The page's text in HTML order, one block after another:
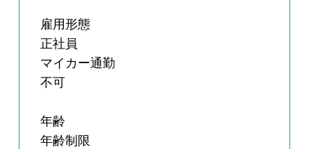
雇用形態
正社員
マイカー通勤
不可
年齢
年齢制限